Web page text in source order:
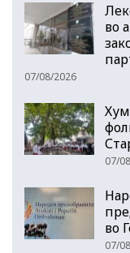
во
07/08/2026
07/
во
07/